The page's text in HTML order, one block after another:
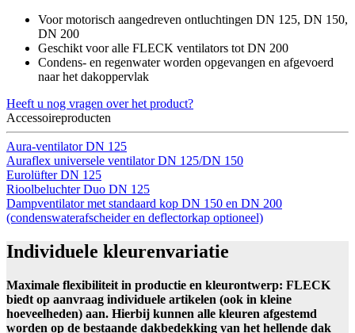
Voor motorisch aangedreven ontluchtingen DN 125, DN 150,
DN 200
Geschikt voor alle FLECK ventilators tot DN 200
Condens- en regenwater worden opgevangen en afgevoerd
naar het dakoppervlak
Heeft u nog vragen over het product?
Accessoireproducten
Aura-ventilator DN 125
Auraflex universele ventilator DN 125/DN 150
Eurolüfter DN 125
Rioolbeluchter Duo DN 125
Dampventilator met standaard kop DN 150 en DN 200
(condenswaterafscheider en deflectorkap optioneel)
Individuele kleurenvariatie
Maximale flexibiliteit in productie en kleurontwerp: FLECK
biedt op aanvraag individuele artikelen (ook in kleine
hoeveelheden) aan. Hierbij kunnen alle kleuren afgestemd
worden op de bestaande dakbedekking van het hellende dak